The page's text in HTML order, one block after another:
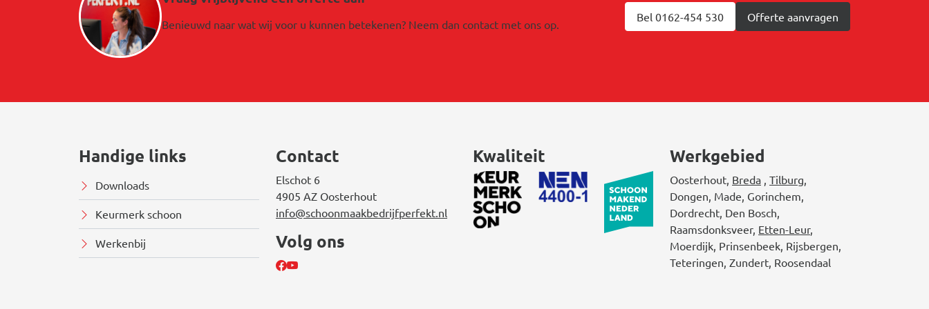
Benieuwd naar wat wij voor u kunnen betekenen? Neem dan contact met ons op.
Bel 0162-454 530 Offerte aanvragen
Handige links
Downloads
Keurmerk schoon
Werkenbij
Contact
Elschot 6
4905 AZ Oosterhout
info@schoonmaakbedrijfperfekt.nl
Volg ons
Kwaliteit Werkgebied
Oosterhout, Breda , Tilburg,
Dongen, Made, Gorinchem,
Dordrecht, Den Bosch,
Raamsdonksveer, Etten-Leur,
Moerdijk, Prinsenbeek, Rijsbergen,
Teteringen, Zundert, Roosendaal